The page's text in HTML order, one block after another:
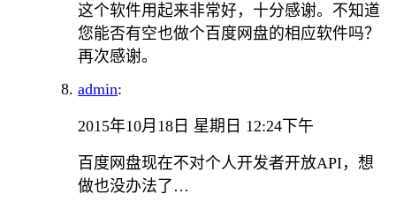
这个软件用起来非常好，十分感谢。不知道
您能否有空也做个百度网盘的相应软件吗？
再次感谢。
admin:
2015年10月18日 星期日 12:24下午
百度网盘现在不对个人开发者开放API，想
做也没办法了…